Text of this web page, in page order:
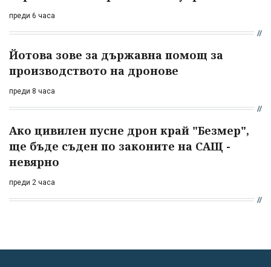
преди 6 часа
Йотова зове за държавна помощ за
производството на дронове
преди 8 часа
Ако цивилен пусне дрон край "Безмер",
ще бъде съден по законите на САЩ -
невярно
преди 2 часа